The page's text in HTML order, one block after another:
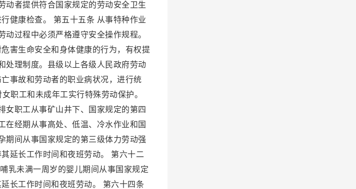
动者提供符合国家规定的劳动安全卫生
健康检查。 第五十五条 从事特种作业
过程中必须严格遵守安全操作规程。
害生命安全和身体健康的行为，有权提
处理制度。县级以上各级人民政府劳动
事故和劳动者的职业病状况，进行统
职工和未成年工实行特殊劳动保护。
女职工从事矿山井下、国家规定的第四
在经期从事高处、低温、冷水作业和国
期间从事国家规定的第三级体力劳动强
延长工作时间和夜班劳动。 第六十二
乳未满一周岁的婴儿期间从事国家规定
长工作时间和夜班劳动。 第六十四条